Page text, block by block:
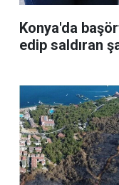
Konya'da
edip saldıran